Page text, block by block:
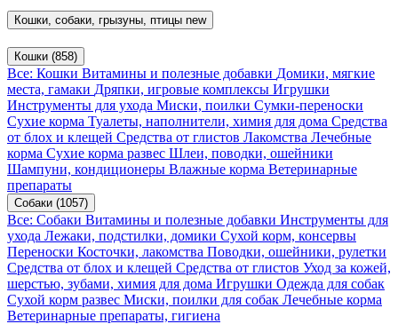
Кошки, собаки, грызуны, птицы new
Кошки (858)
Все: Кошки Витамины и полезные добавки Домики, мягкие
места, гамаки Дряпки, игровые комплексы Игрушки
Инструменты для ухода Миски, поилки Сумки-переноски
Сухие корма Туалеты, наполнители, химия для дома Средства
от блох и клещей Средства от глистов Лакомства Лечебные
корма Сухие корма развес Шлеи, поводки, ошейники
Шампуни, кондиционеры Влажные корма Ветеринарные
препараты
Собаки (1057)
Все: Собаки Витамины и полезные добавки Инструменты для
ухода Лежаки, подстилки, домики Сухой корм, консервы
Переноски Косточки, лакомства Поводки, ошейники, рулетки
Средства от блох и клещей Средства от глистов Уход за кожей,
шерстью, зубами, химия для дома Игрушки Одежда для собак
Сухой корм развес Миски, поилки для собак Лечебные корма
Ветеринарные препараты, гигиена